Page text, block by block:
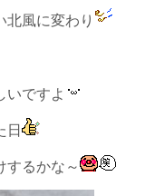
北風に変わり
いですよ
日
するかな～